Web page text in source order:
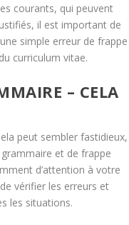
courants, qui peuvent
il est important de
simple erreur de frappe
curriculum vitae.
– CELA
peut sembler fastidieux,
et de frappe
d’attention à votre
vérifier les erreurs et
les situations.